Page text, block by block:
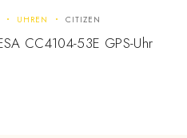
UHREN CITIZEN
CC4104-53E GPS-Uhr